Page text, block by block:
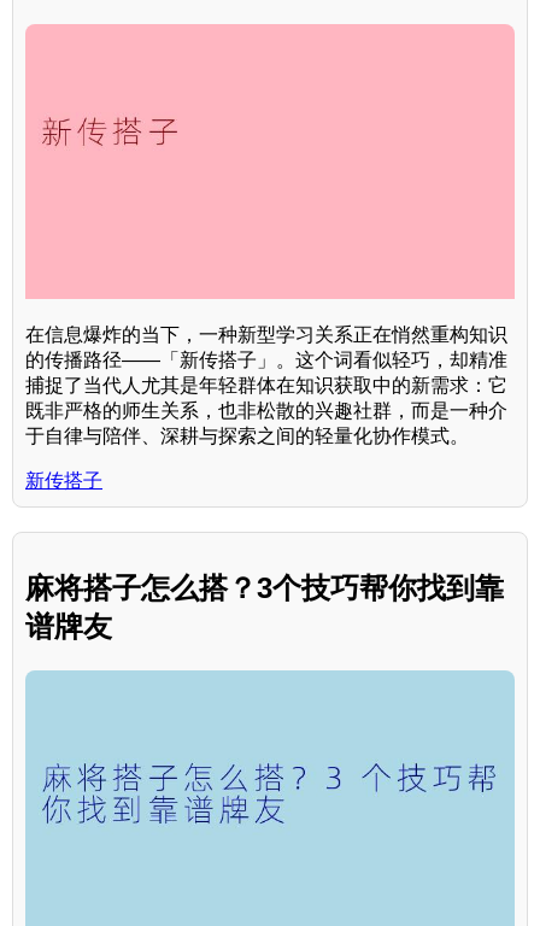
在信息爆炸的当下，一种新型学习关系正在悄然重构知识
的传播路径——「新传搭子」。这个词看似轻巧，却精准
捕捉了当代人尤其是年轻群体在知识获取中的新需求：它
既非严格的师生关系，也非松散的兴趣社群，而是一种介
于自律与陪伴、深耕与探索之间的轻量化协作模式。
新传搭子
麻将搭子怎么搭？3个技巧帮你找到靠
谱牌友